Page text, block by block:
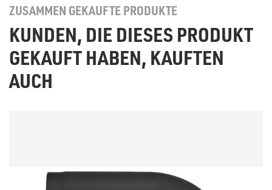
ZUSAMMEN GEKAUFTE PRODUKTE
KUNDEN, DIE DIESES PRODUKT
GEKAUFT HABEN, KAUFTEN
AUCH